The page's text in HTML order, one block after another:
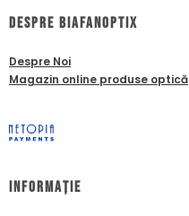
dESPRE biafanoptix
Despre Noi
Magazin online produse optică
Informație